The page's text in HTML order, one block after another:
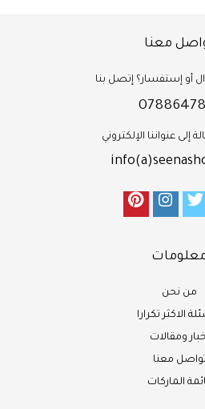
معنا
أو إستفسار؟ إتصل بنا
إلى عنواننا الإلكتروني
من نحن
الاكثر تكرارا
ومقالات
تواصل معنا
الماركات